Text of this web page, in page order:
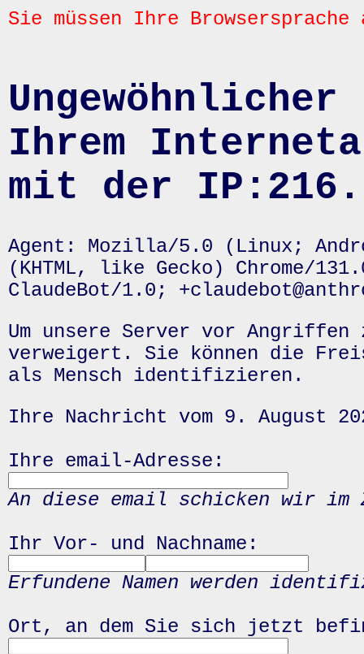
Sie müssen Ihre
Ihrem
mit der
Agent: Mozilla/5.0 (Linux;
(KHTML, like Gecko) Chrome/
ClaudeBot/1.0;
Um unsere Server vor
verweigert. Sie können die
als Mensch identifizieren.
Ihre Nachricht vom 9. August
Ihre email-Adresse:
An diese email schicken wir
Ihr Vor- und Nachname:
Erfundene Namen werden
Ort, an dem Sie sich jetzt